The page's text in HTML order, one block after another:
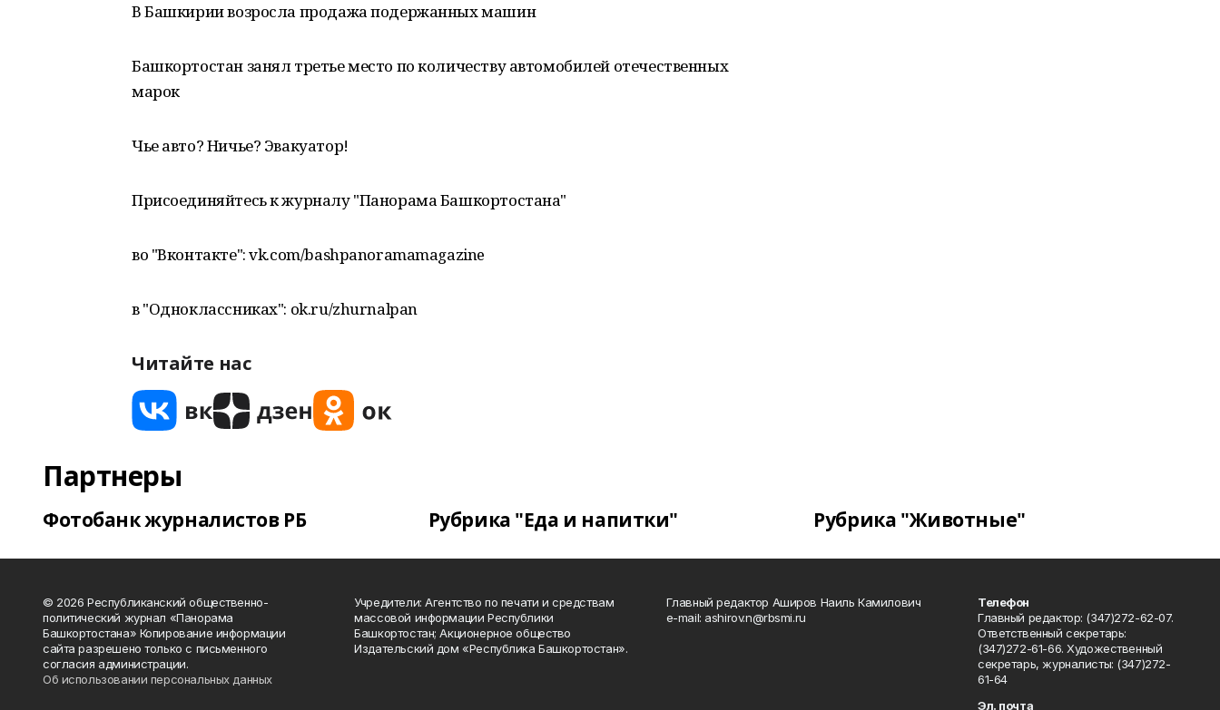
В Башкирии возросла продажа подержанных машин
Башкортостан занял третье место по количеству автомобилей отечественных
марок
Чье авто? Ничье? Эвакуатор!
Присоединяйтесь к журналу "Панорама Башкортостана"
во "Вконтакте": vk.com/bashpanoramamagazine
в "Одноклассниках": ok.ru/zhurnalpan
Читайте нас
Партнеры
Фотобанк журналистов РБ Рубрика "Еда и напитки" Рубрика "Животные"
© 2026 Республиканский общественно-
политический журнал «Панорама
Башкортостана» Копирование информации
сайта разрешено только с письменного
согласия администрации.
Об использовании персональных данных
Учредители: Агентство по печати и средствам
массовой информации Республики
Башкортостан; Акционерное общество
Издательский дом «Республика Башкортостан».
Главный редактор Аширов Наиль Камилович
e-mail: ashirov.n@rbsmi.ru
Телефон
Главный редактор: (347)272-62-07.
Ответственный секретарь:
(347)272-61-66. Художественный
секретарь, журналисты: (347)272-
61-64
Эл. почта